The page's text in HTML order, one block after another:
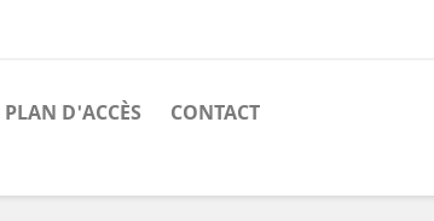
PLAN D'ACCÈS CONTACT